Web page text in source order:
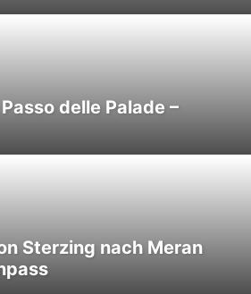
delle Palade –
Sterzing nach Meran